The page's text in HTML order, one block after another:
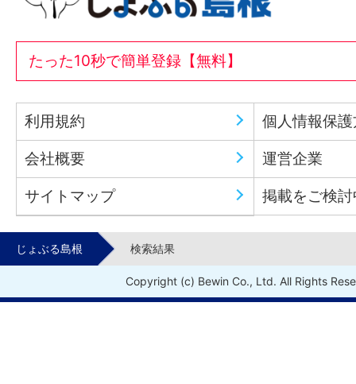
たった10秒で簡単登録【無料】
利用規約 個人情報保
会社概要 運営企業
サイトマップ 掲載をご検
じょぶる島根 検索結果
Copyright (c) Bewin Co., Ltd. All Rights